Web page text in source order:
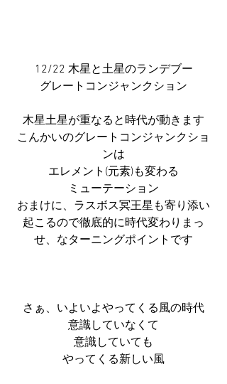
12/22 木星と土星のランデブー
グレートコンジャンクション
木星土星が重なると時代が動きます
こんかいのグレートコンジャンクショ
ンは
エレメント(元素)も変わる
ミューテーション
おまけに、ラスボス冥王星も寄り添い
起こるので徹底的に時代変わりまっ
せ、なターニングポイントです
さぁ、いよいよやってくる風の時代
意識していなくて
意識していても
やってくる新しい風